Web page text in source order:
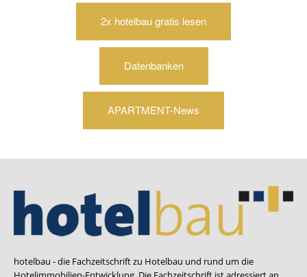
2x hotelbau gratis lesen
Datenbanken
APARTMENT-News
hotelbau - die Fachzeitschrift zu Hotelbau und rund um die